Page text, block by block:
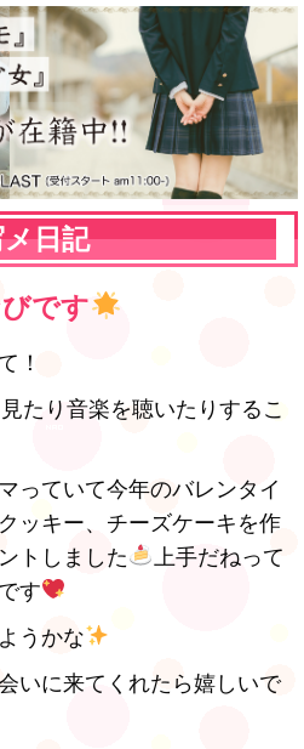
日記
です
！
たり音楽を聴いたりするこ
っていて今年のバレンタイ
ッキー、チーズケーキを作
トしました
上手だねって
す
うかな
いに来てくれたら嬉しいで